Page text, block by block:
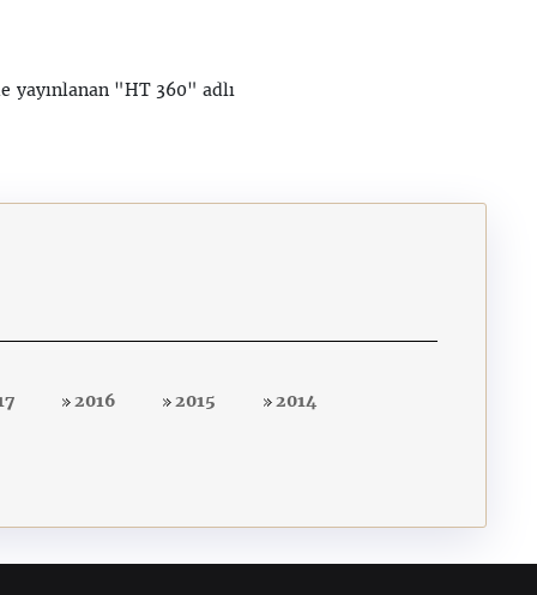
yayınlanan "HT 360" adlı
2016 2015 2014